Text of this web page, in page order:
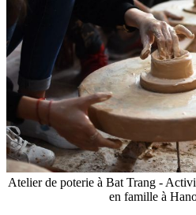
Atelier de poterie à Bat Trang -
en famille à